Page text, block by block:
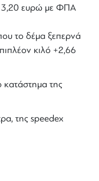
3,20 ευρώ με ΦΠΑ
το δέμα ξεπερνά
κιλό +2,66
της
της speedex